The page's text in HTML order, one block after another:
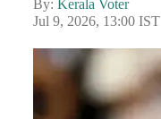
By: Kerala Voter
Jul 9, 2026, 13:00 IST